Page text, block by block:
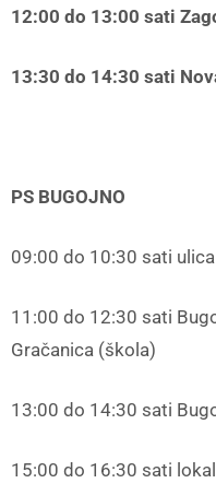
12:00 do 13:00 sati
13:30 do 14:30 sati
PS BUGOJNO
09:00 do 10:30 sati
11:00 do 12:30 sati
Gračanica (škola)
13:00 do 14:30 sati
15:00 do 16:30 sati